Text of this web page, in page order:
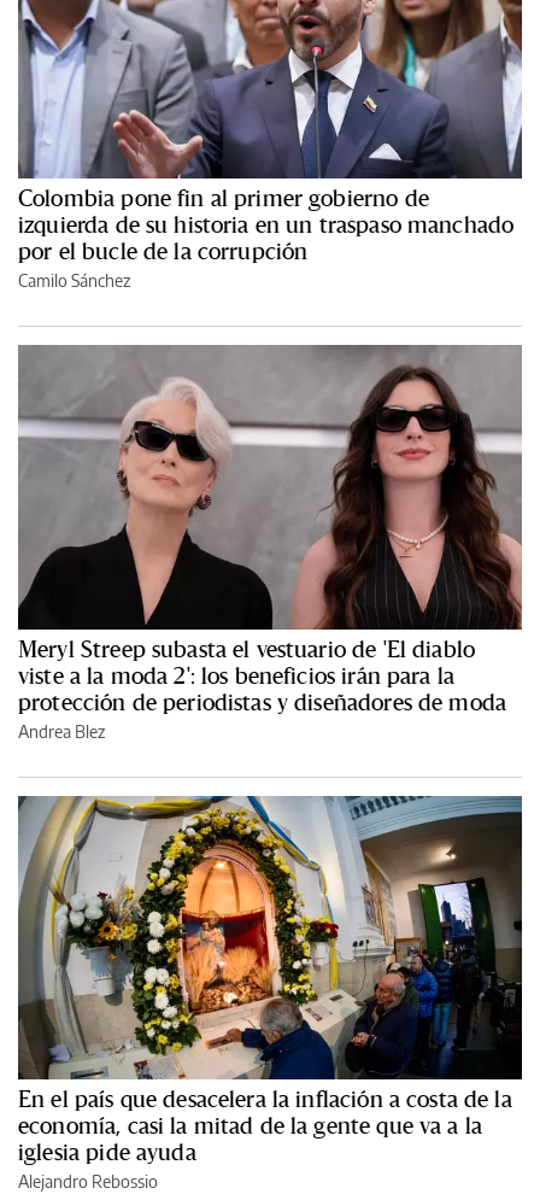
Colombia pone fin al primer gobierno de
izquierda de su historia en un traspaso manchado
por el bucle de la corrupción
Camilo Sánchez
Meryl Streep subasta el vestuario de 'El diablo
viste a la moda 2': los beneficios irán para la
protección de periodistas y diseñadores de moda
Andrea Blez
En el país que desacelera la inflación a costa de la
economía, casi la mitad de la gente que va a la
iglesia pide ayuda
Alejandro Rebossio